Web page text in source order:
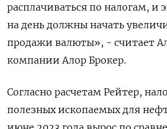
расплачиваться по налогам, и
на день должны начать
продажи валюты», - считает
компании Алор Брокер.
Согласно расчетам Рейтер,
полезных ископаемых для